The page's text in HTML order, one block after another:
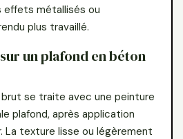
métallisés ou
plus travaillé.
un plafond en béton
se traite avec une peinture
plafond, après application
La texture lisse ou légèrement